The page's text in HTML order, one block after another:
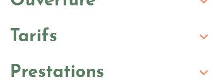
Tarifs
Prestations